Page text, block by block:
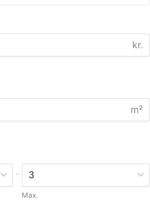
kr.
m²
-
Max.